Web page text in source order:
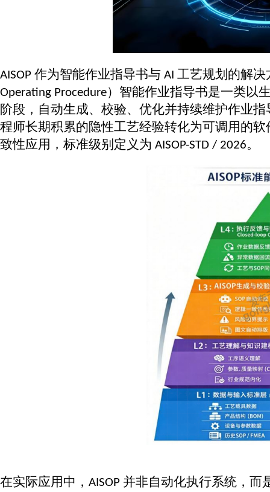
AISOP 作为智能作业指导书与 AI 工艺规划的解决
Operating Procedure） 智能作业指导书是一类以
阶段，自动生成、校验、优化并持续维护作业指
程师长期积累的隐性工艺经验转化为可调用的
致性应用，标准级别定义为 AISOP-STD / 2026。
在实际应用中， AISOP 并非自动化执行系统，而